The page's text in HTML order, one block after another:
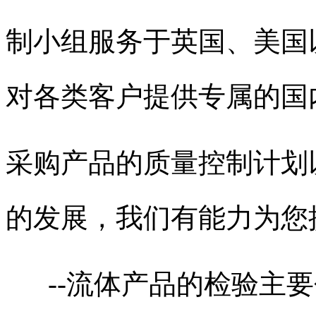
制小组服务于英国、美
对各类客户提供专属的国
采购产品的质量控制计
的发展，我们有能力为
--流体产品的检验主要